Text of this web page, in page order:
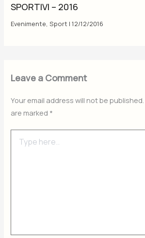
SPORTIVI – 2016
Evenimente,Sport |12/12/2016
Leave a Comment
Your email address will not be published.
are marked *
here..